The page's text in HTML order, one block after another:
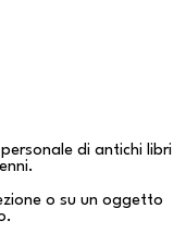
di antichi libri
o su un oggetto